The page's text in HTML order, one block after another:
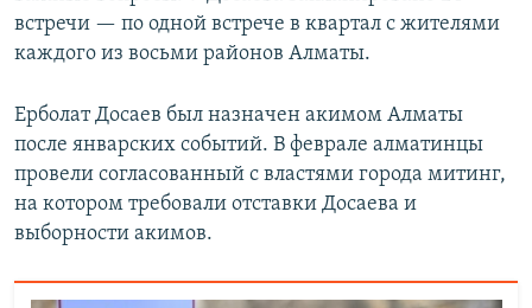
встречи — по одной встрече в квартал с жителями
каждого из восьми районов Алматы.
Ерболат Досаев был назначен акимом Алматы
после январских событий. В феврале алматинцы
провели согласованный с властями города митинг,
на котором требовали отставки Досаева и
выборности акимов.